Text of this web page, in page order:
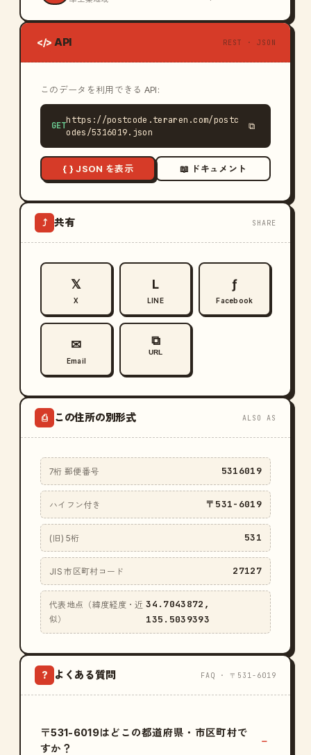
</> API REST · JSON
このデータを利用できる API:
GET
https://postcode.teraren.com/postc
odes/5316019.json
⧉
{ } JSON を表示 📖 ドキュメント
⤴ 共有 SHARE
𝕏
X
L
LINE
ƒ
Facebook
✉
Email
⧉
URL
⎙ この住所の別形式 ALSO AS
7桁 郵便番号 5316019
ハイフン付き 〒531-6019
(旧) 5桁 531
JIS 市区町村コード 27127
代表地点（緯度経度・近
似）
34.7043872,
135.5039393
? よくある質問 FAQ · 〒531-6019
〒531-6019はどこの都道府県・市区町村で
すか？